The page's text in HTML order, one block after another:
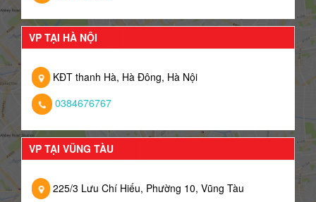
VP TẠI HÀ NỘI
KĐT thanh Hà, Hà Đông, Hà Nội
0384676767
VP TẠI VŨNG TÀU
225/3 Lưu Chí Hiếu, Phường 10, Vũng Tàu